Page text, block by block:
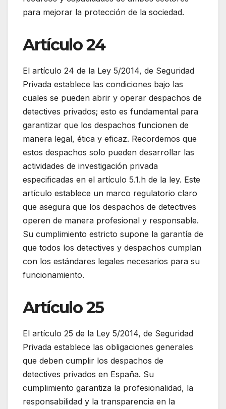
para mejorar la protección de la sociedad.
Artículo 24
El artículo 24 de la Ley 5/2014, de Seguridad
Privada establece las condiciones bajo las
cuales se pueden abrir y operar despachos de
detectives privados; esto es fundamental para
garantizar que los despachos funcionen de
manera legal, ética y eficaz. Recordemos que
estos despachos solo pueden desarrollar las
actividades de investigación privada
especificadas en el artículo 5.1.h de la ley. Este
artículo establece un marco regulatorio claro
que asegura que los despachos de detectives
operen de manera profesional y responsable.
Su cumplimiento estricto supone la garantía de
que todos los detectives y despachos cumplan
con los estándares legales necesarios para su
funcionamiento.
Artículo 25
El artículo 25 de la Ley 5/2014, de Seguridad
Privada establece las obligaciones generales
que deben cumplir los despachos de
detectives privados en España. Su
cumplimiento garantiza la profesionalidad, la
responsabilidad y la transparencia en la